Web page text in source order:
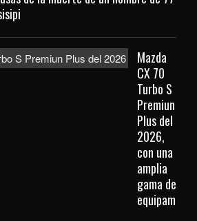
Mazda
CX 70
Turbo S
Premiun
Plus del
2026,
con una
amplia
gama de